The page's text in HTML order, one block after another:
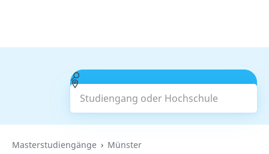
Studiengang oder Hochschule
Suchen
Masterstudiengänge Münster